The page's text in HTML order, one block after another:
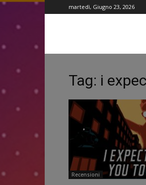
martedì, Giugno 23, 2026
Tag: i
Recensioni